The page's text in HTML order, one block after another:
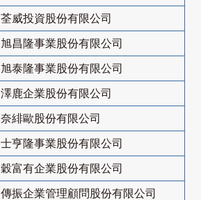
荃威投資股份有限公司
旭昌隆事業股份有限公司
旭泰隆事業股份有限公司
澤鹿企業股份有限公司
奈緋歐股份有限公司
士亨隆事業股份有限公司
穀富有企業股份有限公司
傳振企業管理顧問股份有限公司